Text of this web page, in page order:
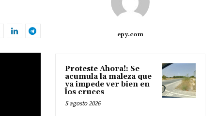
epy.com
Proteste Ahora!: Se
acumula la maleza que
ya impede ver bien en
los cruces
5 agosto 2026